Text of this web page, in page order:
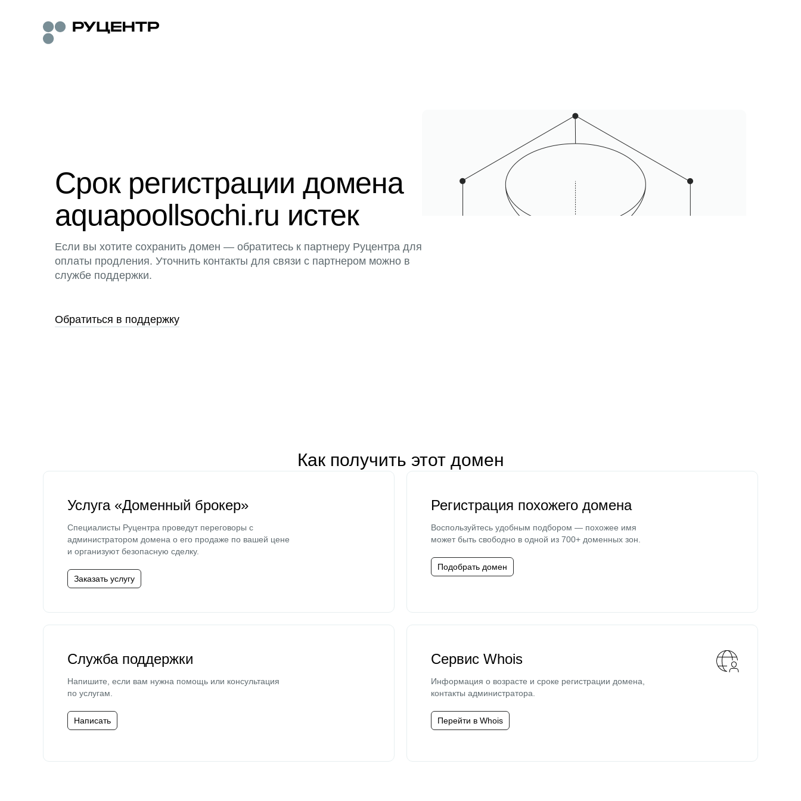
Срок регистрации домена
aquapoollsochi.ru истек
Если вы хотите сохранить домен — обратитесь к партнеру Руцентра для
оплаты продления. Уточнить контакты для связи с партнером можно в
службе поддержки.
Обратиться в поддержку
Как получить этот домен
Услуга «Доменный брокер»
Специалисты Руцентра проведут переговоры с
администратором домена о его продаже по вашей цене
и организуют безопасную сделку.
Заказать услугу
Регистрация похожего домена
Воспользуйтесь удобным подбором — похожее имя
может быть свободно в одной из 700+ доменных зон.
Подобрать домен
Служба поддержки
Напишите, если вам нужна помощь или консультация
по услугам.
Написать
Сервис Whois
Информация о возрасте и сроке регистрации домена,
контакты администратора.
Перейти в Whois